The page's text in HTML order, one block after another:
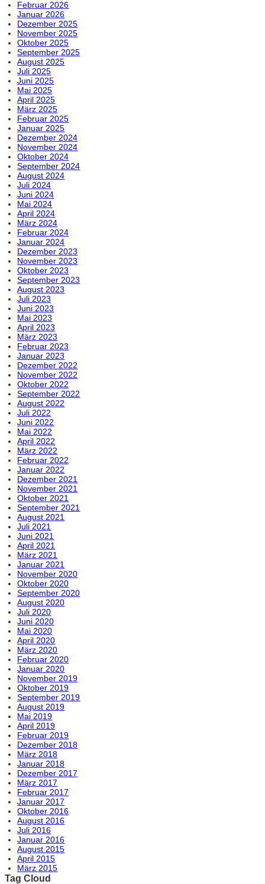
Februar 2026
Januar 2026
Dezember 2025
November 2025
Oktober 2025
September 2025
August 2025
Juli 2025
Juni 2025
Mai 2025
April 2025
März 2025
Februar 2025
Januar 2025
Dezember 2024
November 2024
Oktober 2024
September 2024
August 2024
Juli 2024
Juni 2024
Mai 2024
April 2024
März 2024
Februar 2024
Januar 2024
Dezember 2023
November 2023
Oktober 2023
September 2023
August 2023
Juli 2023
Juni 2023
Mai 2023
April 2023
März 2023
Februar 2023
Januar 2023
Dezember 2022
November 2022
Oktober 2022
September 2022
August 2022
Juli 2022
Juni 2022
Mai 2022
April 2022
März 2022
Februar 2022
Januar 2022
Dezember 2021
November 2021
Oktober 2021
September 2021
August 2021
Juli 2021
Juni 2021
April 2021
März 2021
Januar 2021
November 2020
Oktober 2020
September 2020
August 2020
Juli 2020
Juni 2020
Mai 2020
April 2020
März 2020
Februar 2020
Januar 2020
November 2019
Oktober 2019
September 2019
August 2019
Mai 2019
April 2019
Februar 2019
Dezember 2018
März 2018
Januar 2018
Dezember 2017
März 2017
Februar 2017
Januar 2017
Oktober 2016
August 2016
Juli 2016
Januar 2016
August 2015
April 2015
März 2015
Tag Cloud